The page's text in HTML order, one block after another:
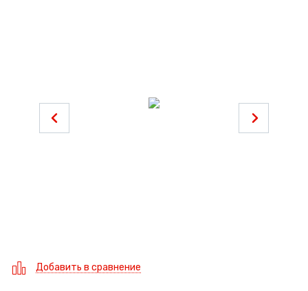
Добавить в сравнение